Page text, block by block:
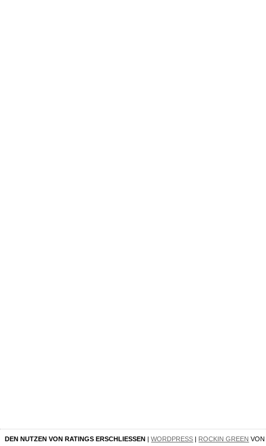
DEN NUTZEN VON RATINGS ERSCHLIESSEN |WORDPRESS | ROCKIN GREEN